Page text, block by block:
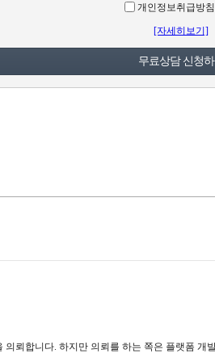
개인정보취급방침
[자세히보기]
뢰합니다. 하지만 의뢰를 하는 쪽은 플랫폼